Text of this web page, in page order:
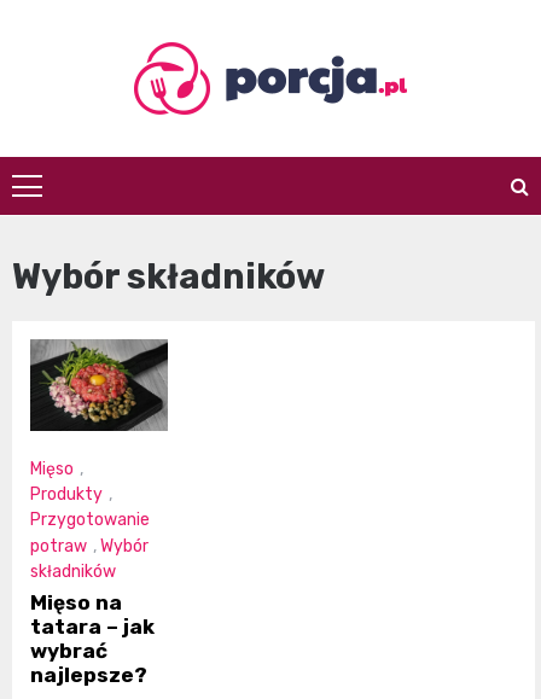
porcja.pl
Wybór składników
Mięso ,
Produkty ,
Przygotowanie
potraw ,Wybór
składników
Mięso na
tatara – jak
wybrać
najlepsze?